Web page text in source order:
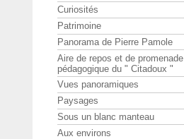
Curiosités
Patrimoine
Panorama de Pierre Pamole
Aire de repos et de promenade
pédagogique du " Citadoux "
Vues panoramiques
Paysages
Sous un blanc manteau
Aux environs